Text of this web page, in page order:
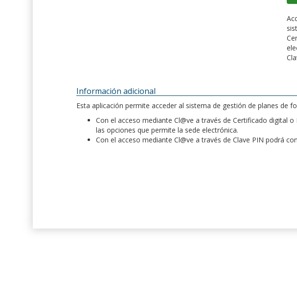
Información adicional
Esta aplicación permite acceder al sistema de gestión de planes de
Con el acceso mediante Cl@ve a través de Certificado digital
las opciones que permite la sede electrónica.
Con el acceso mediante Cl@ve a través de Clave PIN podrá